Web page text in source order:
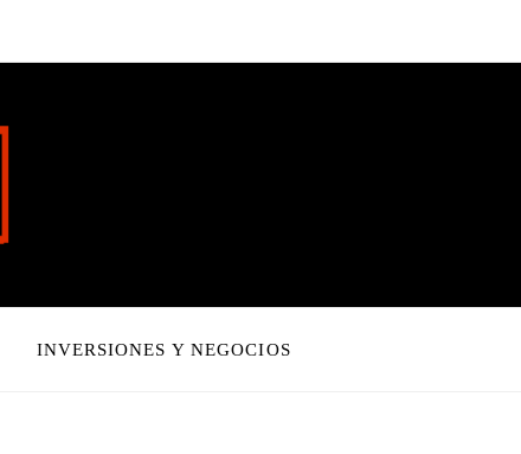
INVERSIONES Y NEGOCIOS